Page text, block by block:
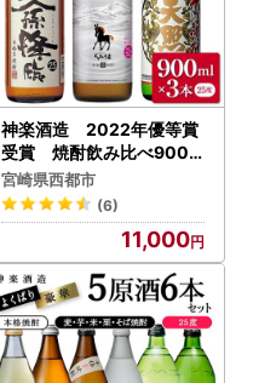
神楽酒造 2022年優等賞
受賞 焼酎飲み比べ900m
l3本セット「くろうま・天
孫降臨・天照」＜18-42a
＞
宮崎県西都市
(6)
11,000